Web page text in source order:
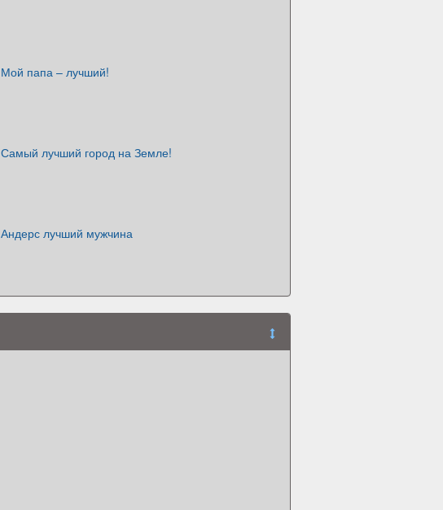
Мой папа – лучший!
Самый лучший город на Земле!
Андерс лучший мужчина